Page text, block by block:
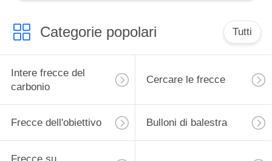
Categorie popolari Tutti
Intere frecce del
carbonio
Cercare le frecce
Frecce dell'obiettivo Bulloni di balestra